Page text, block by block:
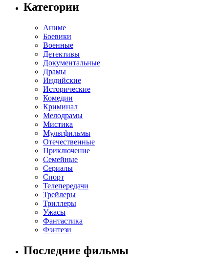
Категории
Аниме
Боевики
Военные
Детективы
Документальные
Драмы
Индийские
Исторические
Комедии
Криминал
Мелодрамы
Мистика
Мультфильмы
Отечественные
Приключение
Семейные
Сериалы
Спорт
Телепередачи
Трейлеры
Триллеры
Ужасы
Фантастика
Фэнтези
Последние фильмы